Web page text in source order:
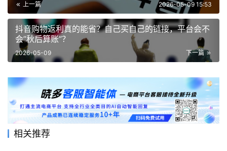
上一篇 2026-05-09 15:53
抖音购物返利真的能省？自己买自己的链接，平台会不
会”秋后算账”？
下一篇
2026-05-09
相关推荐